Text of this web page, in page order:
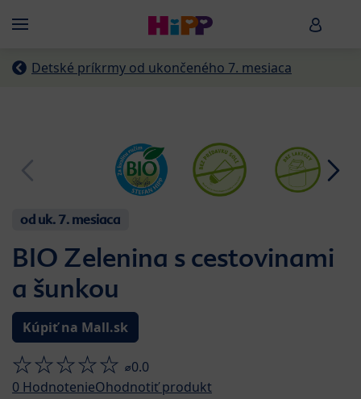
Menü HiPP
Detské príkrmy od ukončeného 7. mesiaca
od uk. 7. mesiaca
BIO Zelenina s cestovinami
a šunkou
Kúpiť na Mall.sk
⌀0.0
0 HodnotenieOhodnotiť produkt